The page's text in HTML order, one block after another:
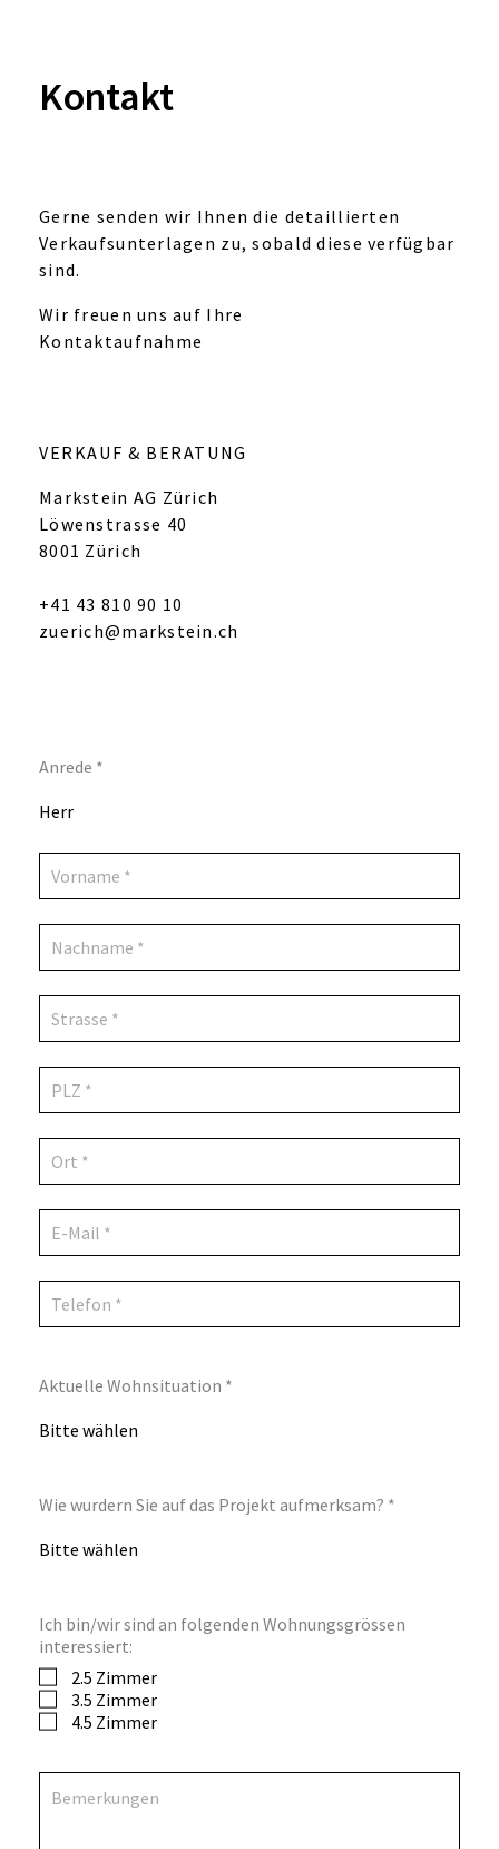
Kontakt
Gerne senden wir Ihnen die detaillierten
Verkaufsunterlagen zu, sobald diese verfügbar
sind.
Wir freuen uns auf Ihre
Kontaktaufnahme
VERKAUF & BERATUNG
Markstein AG Zürich
Löwenstrasse 40
8001 Zürich
+41 43 810 90 10
zuerich@markstein.ch
Anrede *
Aktuelle Wohnsituation *
Wie wurdern Sie auf das Projekt aufmerksam? *
Ich bin/wir sind an folgenden Wohnungsgrössen
interessiert:
2.5 Zimmer
3.5 Zimmer
4.5 Zimmer